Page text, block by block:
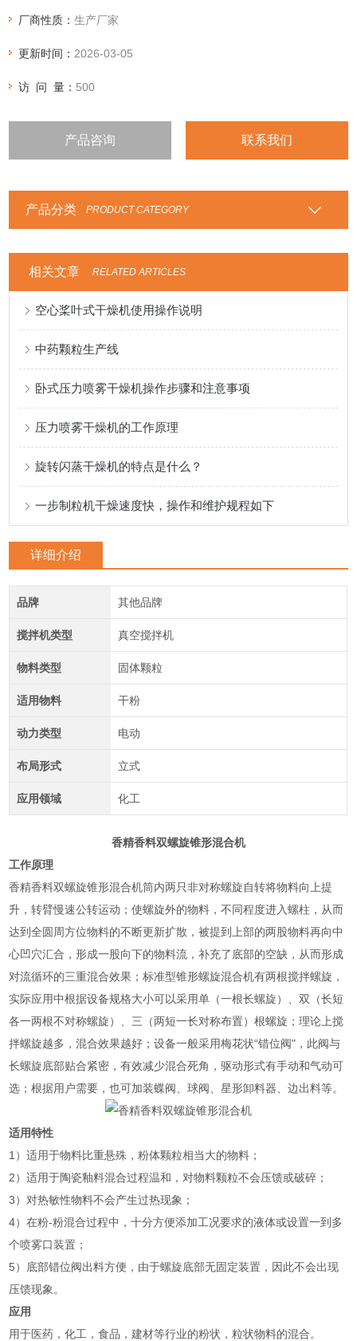
厂商性质：生产厂家
更新时间： 2026-03-05
访 问 量： 500
产品咨询 联系我们
产品分类 PRODUCT CATEGORY
相关文章 RELATED ARTICLES
空心桨叶式干燥机使用操作说明
中药颗粒生产线
卧式压力喷雾干燥机操作步骤和注意事项
压力喷雾干燥机的工作原理
旋转闪蒸干燥机的特点是什么？
一步制粒机干燥速度快，操作和维护规程如下
详细介绍
品牌 其他品牌
搅拌机类型 真空搅拌机
物料类型 固体颗粒
适用物料 干粉
动力类型 电动
布局形式 立式
应用领域 化工
香精香料双螺旋锥形混合机
工作原理
香精香料双螺旋锥形混合机筒内两只非对称螺旋自转将物料向上提
升，转臂慢速公转运动；使螺旋外的物料，不同程度进入螺柱，从而
达到全圆周方位物料的不断更新扩散，被提到上部的两股物料再向中
心凹穴汇合，形成一股向下的物料流，补充了底部的空缺，从而形成
对流循环的三重混合效果；标准型锥形螺旋混合机有两根搅拌螺旋，
实际应用中根据设备规格大小可以采用单（一根长螺旋）、双（长短
各一两根不对称螺旋）、三（两短一长对称布置）根螺旋；理论上搅
拌螺旋越多，混合效果越好；设备一般采用梅花状“错位阀"，此阀与
长螺旋底部贴合紧密，有效减少混合死角，驱动形式有手动和气动可
选；根据用户需要，也可加装蝶阀、球阀、星形卸料器、边出料等。
适用特性
1）适用于物料比重悬殊，粉体颗粒相当大的物料；
2）适用于陶瓷釉料混合过程温和，对物料颗粒不会压馈或破碎；
3）对热敏性物料不会产生过热现象；
4）在粉-粉混合过程中，十分方便添加工况要求的液体或设置一到多
个喷雾口装置；
5）底部错位阀出料方便，由于螺旋底部无固定装置，因此不会出现
压馈现象。
应用
用于医药，化工，食品，建材等行业的粉状，粒状物料的混合。